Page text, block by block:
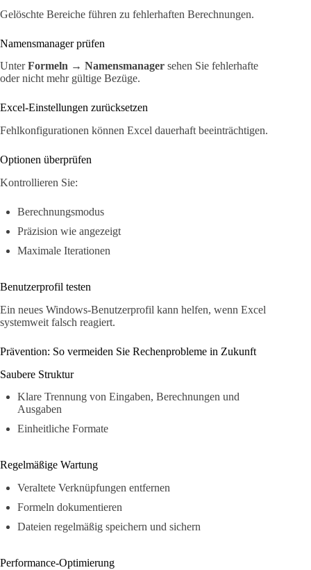
Gelöschte Bereiche führen zu fehlerhaften Berechnungen.
Namensmanager prüfen
UnterFormeln → Namensmanager sehen Sie fehlerhafte
oder nicht mehr gültige Bezüge.
Excel-Einstellungen zurücksetzen
Fehlkonfigurationen können Excel dauerhaft beeinträchtigen.
Optionen überprüfen
Kontrollieren Sie:
Berechnungsmodus
Präzision wie angezeigt
Maximale Iterationen
Benutzerprofil testen
Ein neues Windows-Benutzerprofil kann helfen, wenn Excel
systemweit falsch reagiert.
Prävention: So vermeiden Sie Rechenprobleme in Zukunft
Saubere Struktur
Klare Trennung von Eingaben, Berechnungen und
Ausgaben
Einheitliche Formate
Regelmäßige Wartung
Veraltete Verknüpfungen entfernen
Formeln dokumentieren
Dateien regelmäßig speichern und sichern
Performance-Optimierung